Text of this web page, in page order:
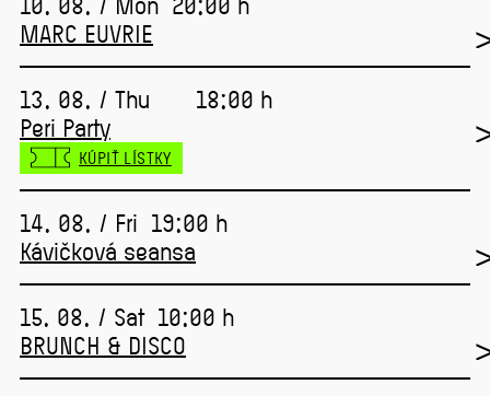
MARC EUVRIE
10. 08. / Mon 20:00 h
Peri Party
13. 08. / Thu 18:00 h
KÚPIŤ LÍSTKY
Kávičková seansa
14. 08. / Fri 19:00 h
BRUNCH & DISCO
15. 08. / Sat 10:00 h